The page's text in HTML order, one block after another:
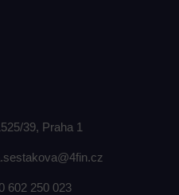
39, Praha 1
602 250 023